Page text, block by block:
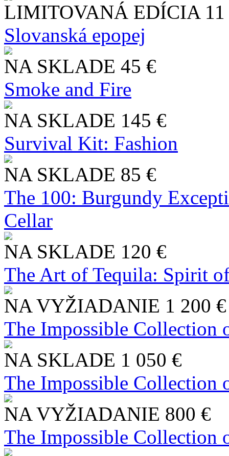
LIMITOVANÁ EDÍCIA
Slo​vanská epopej
NA SKLADE 45 €
Smoke and Fire
NA SKLADE 145 €
Survival Kit: Fashion
NA SKLADE 85 €
The 100: Burgundy
Cellar
NA SKLADE 120 €
The Art of Tequila: Spirit
NA VYŽIADANIE 1 200 €
The Impossible Collection
NA SKLADE 1 050 €
The Impossible Collection
NA VYŽIADANIE 800 €
The Impossible Collection